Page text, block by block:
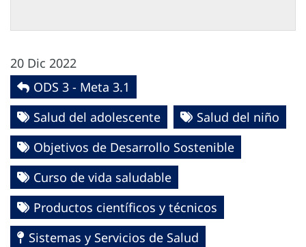
20 Dic 2022
ODS 3 - Meta 3.1
Salud del adolescente
Salud del niño
Objetivos de Desarrollo Sostenible
Curso de vida saludable
Productos científicos y técnicos
Sistemas y Servicios de Salud